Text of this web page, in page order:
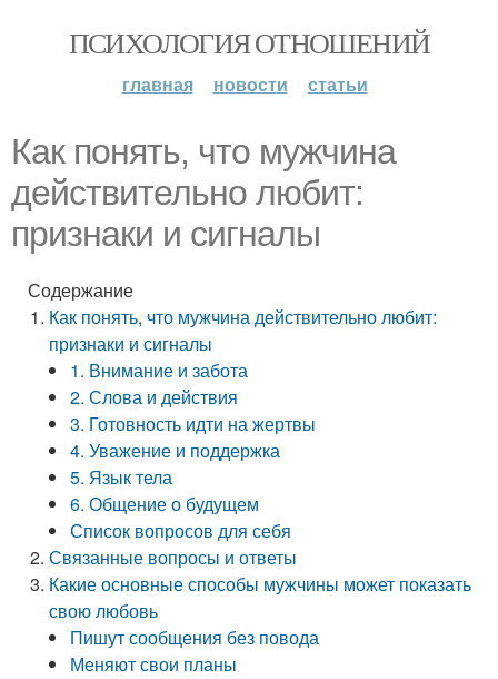
ПСИХОЛОГИЯ ОТНОШЕНИЙ
главная новости статьи
Как понять, что мужчина
действительно любит:
признаки и сигналы
Содержание
Как понять, что мужчина действительно любит:
признаки и сигналы
1. Внимание и забота
2. Слова и действия
3. Готовность идти на жертвы
4. Уважение и поддержка
5. Язык тела
6. Общение о будущем
Список вопросов для себя
Связанные вопросы и ответы
Какие основные способы мужчины может показать
свою любовь
Пишут сообщения без повода
Меняют свои планы